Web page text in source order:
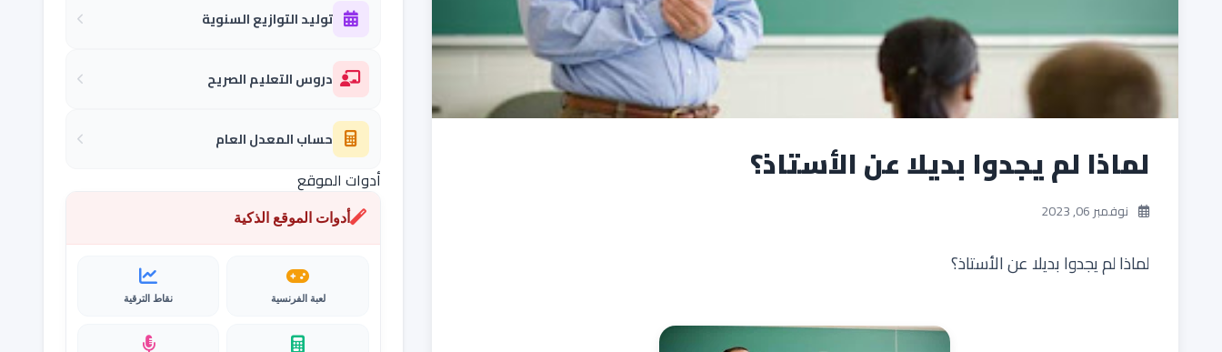
لماذا لم يجدوا بديلا عن الأستاذ؟
نوفمبر 06, 2023
لماذا لم يجدوا بديلا عن الأستاذ؟
توليد التوازيع السنوية
دروس التعليم الصريح
حساب المعدل العام
أدوات الموقع
أدوات الموقع الذكية
لعبة الفرنسية نقاط الترقية